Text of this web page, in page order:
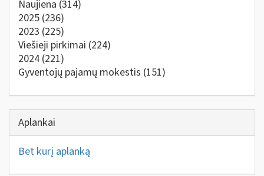
Naujiena (314)
2025 (236)
2023 (225)
Viešieji pirkimai (224)
2024 (221)
Gyventojų pajamų mokestis (151)
Aplankai
Bet kurį aplanką